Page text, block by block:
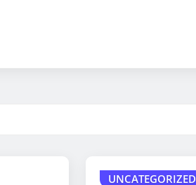
UNCATEGORIZED